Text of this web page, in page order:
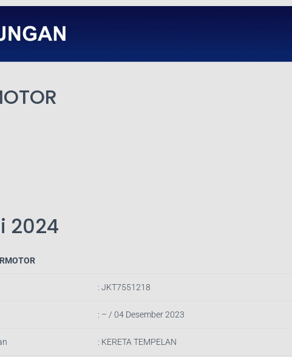
2024
: JKT7551218
: – / 04 Desember 2023
: KERETA TEMPELAN